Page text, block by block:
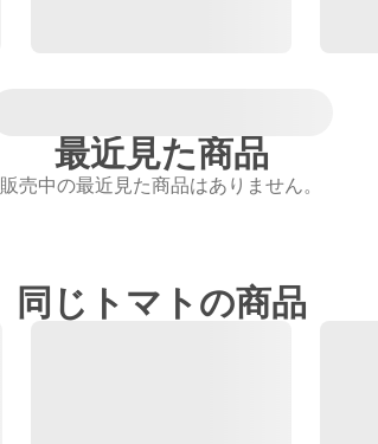
最近見た商品
販売中の最近見た商品はありません。
同じトマトの商品